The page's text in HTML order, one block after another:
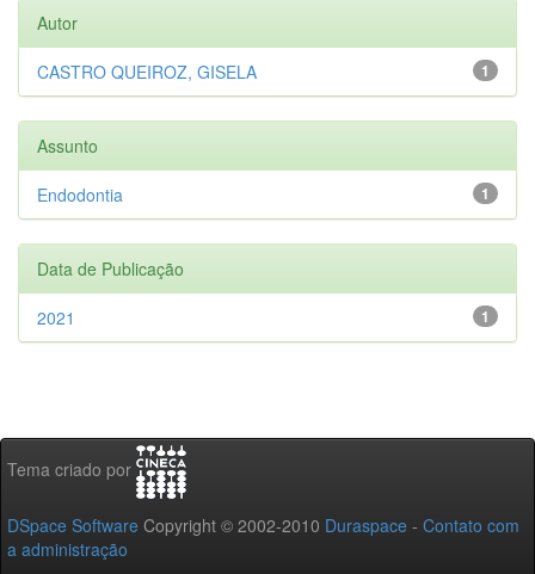
Autor
1
CASTRO QUEIROZ, GISELA
Assunto
1
Endodontia
Data de Publicação
1
2021
Tema criado por
DSpace Software Copyright © 2002-2010 Duraspace - Contato com
a administração